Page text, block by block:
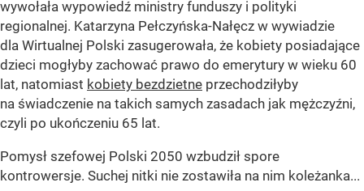
wywołała wypowiedź ministry funduszy i polityki
regionalnej. Katarzyna Pełczyńska-Nałęcz w wywiadzie
dla Wirtualnej Polski zasugerowała, że kobiety posiadające
dzieci mogłyby zachować prawo do emerytury w wieku 60
lat, natomiast kobiety bezdzietne przechodziłyby
na świadczenie na takich samych zasadach jak mężczyźni,
czyli po ukończeniu 65 lat.
Pomysł szefowej Polski 2050 wzbudził spore
kontrowersje. Suchej nitki nie zostawiła na nim koleżanka...